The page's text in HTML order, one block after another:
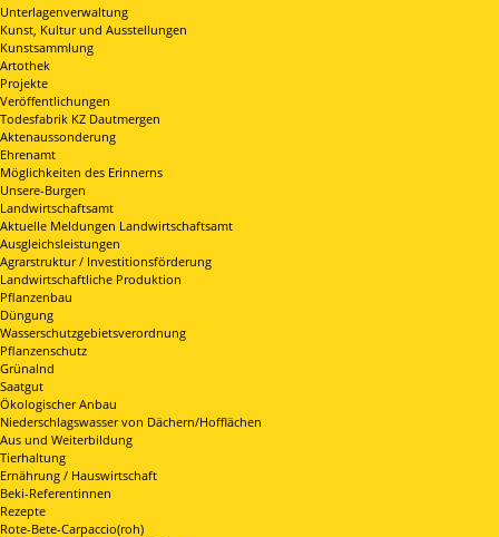
Unterlagenverwaltung
Kunst, Kultur und Ausstellungen
Kunstsammlung
Artothek
Projekte
Veröffentlichungen
Todesfabrik KZ Dautmergen
Aktenaussonderung
Ehrenamt
Möglichkeiten des Erinnerns
Unsere-Burgen
Landwirtschaftsamt
Aktuelle Meldungen Landwirtschaftsamt
Ausgleichsleistungen
Agrarstruktur / Investitionsförderung
Landwirtschaftliche Produktion
Pflanzenbau
Düngung
Wasserschutzgebietsverordnung
Pflanzenschutz
Grünalnd
Saatgut
Ökologischer Anbau
Niederschlagswasser von Dächern/Hofflächen
Aus und Weiterbildung
Tierhaltung
Ernährung / Hauswirtschaft
Beki-Referentinnen
Rezepte
Rote-Bete-Carpaccio(roh)